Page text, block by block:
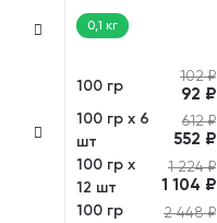
0,1 кг
100 гр
102₽
92 ₽
100 гр х 6
шт
612₽
552 ₽
100 гр х
12 шт
1 224₽
1 104 ₽
100 гр
2 448₽